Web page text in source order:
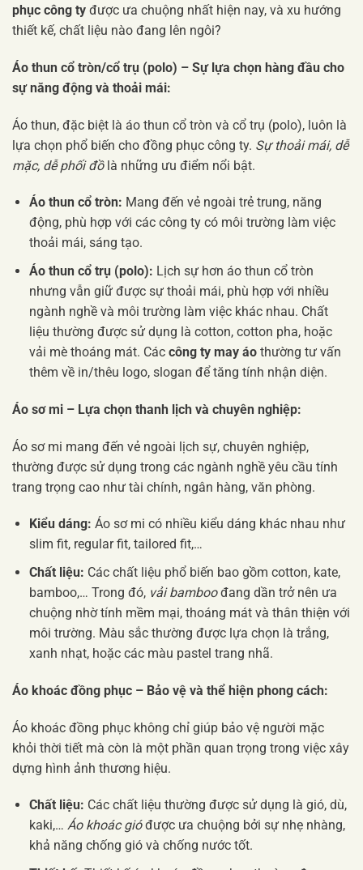
phục công ty được ưa chuộng nhất hiện nay, và xu hướng
thiết kế, chất liệu nào đang lên ngôi?
Áo thun cổ tròn/cổ trụ (polo) – Sự lựa chọn hàng đầu cho
sự năng động và thoải mái:
Áo thun, đặc biệt là áo thun cổ tròn và cổ trụ (polo), luôn là
lựa chọn phổ biến cho đồng phục công ty. Sự thoải mái, dễ
mặc, dễ phối đồlà những ưu điểm nổi bật.
Áo thun cổ tròn: Mang đến vẻ ngoài trẻ trung, năng
động, phù hợp với các công ty có môi trường làm việc
thoải mái, sáng tạo.
Áo thun cổ trụ (polo): Lịch sự hơn áo thun cổ tròn
nhưng vẫn giữ được sự thoải mái, phù hợp với nhiều
ngành nghề và môi trường làm việc khác nhau. Chất
liệu thường được sử dụng là cotton, cotton pha, hoặc
vải mè thoáng mát. Các công ty may áothường tư vấn
thêm về in/thêu logo, slogan để tăng tính nhận diện.
Áo sơ mi – Lựa chọn thanh lịch và chuyên nghiệp:
Áo sơ mi mang đến vẻ ngoài lịch sự, chuyên nghiệp,
thường được sử dụng trong các ngành nghề yêu cầu tính
trang trọng cao như tài chính, ngân hàng, văn phòng.
Kiểu dáng: Áo sơ mi có nhiều kiểu dáng khác nhau như
slim fit, regular fit, tailored fit,…
Chất liệu: Các chất liệu phổ biến bao gồm cotton, kate,
bamboo,… Trong đó, vải bamboođang dần trở nên ưa
chuộng nhờ tính mềm mại, thoáng mát và thân thiện với
môi trường. Màu sắc thường được lựa chọn là trắng,
xanh nhạt, hoặc các màu pastel trang nhã.
Áo khoác đồng phục – Bảo vệ và thể hiện phong cách:
Áo khoác đồng phục không chỉ giúp bảo vệ người mặc
khỏi thời tiết mà còn là một phần quan trọng trong việc xây
dựng hình ảnh thương hiệu.
Chất liệu: Các chất liệu thường được sử dụng là gió, dù,
kaki,… Áo khoác gióđược ưa chuộng bởi sự nhẹ nhàng,
khả năng chống gió và chống nước tốt.